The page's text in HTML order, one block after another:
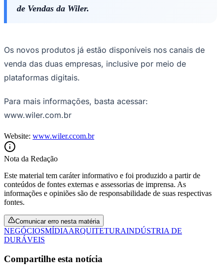
Santos
de Vendas da Wiler.
Os novos produtos já estão disponíveis nos canais de
venda das duas empresas, inclusive por meio de
plataformas digitais.
Para mais informações, basta acessar:
www.wiler.com.br
Website: www.wiler.ccom.br
Nota da Redação
Este material tem caráter informativo e foi produzido a partir de
conteúdos de fontes externas e assessorias de imprensa. As
informações e opiniões são de responsabilidade de suas respectivas
fontes.
Comunicar erro nesta matéria
NEGÓCIOSMÍDIAARQUITETURAINDÚSTRIA DE
DURÁVEIS
Compartilhe esta notícia